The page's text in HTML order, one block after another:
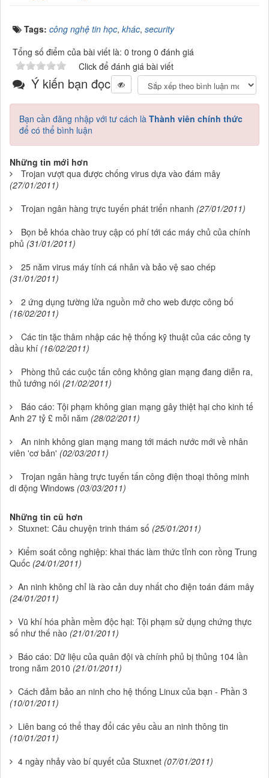
Tags: công nghệ tin học, khác, security
Tổng số điểm của bài viết là: 0 trong 0 đánh giá
Click để đánh giá bài viết
Ý kiến bạn đọc
Bạn cần đăng nhập với tư cách là Thành viên chính thức
để có thể bình luận
Những tin mới hơn
Trojan vượt qua được chống virus dựa vào đám mây
(27/01/2011)
Trojan ngân hàng trực tuyến phát triển nhanh (27/01/2011)
Bọn bẻ khóa chào truy cập có phí tới các máy chủ của chính
phủ (31/01/2011)
25 năm virus máy tính cá nhân và bảo vệ sao chép
(31/01/2011)
2 ứng dụng tường lửa nguồn mở cho web được công bố
(16/02/2011)
Các tin tặc thâm nhập các hệ thống kỹ thuật của các công ty
dầu khí (16/02/2011)
Phòng thủ các cuộc tấn công không gian mạng đang diễn ra,
thủ tướng nói (21/02/2011)
Báo cáo: Tội phạm không gian mạng gây thiệt hại cho kinh tế
Anh 27 tỷ £ mỗi năm (28/02/2011)
An ninh không gian mạng mang tới mách nước mới về nhân
viên 'cơ bản' (02/03/2011)
Trojan ngân hàng trực tuyến tấn công điện thoại thông minh
di động Windows (03/03/2011)
Những tin cũ hơn
Stuxnet: Câu chuyện trinh thám số (25/01/2011)
Kiểm soát công nghiệp: khai thác làm thức tỉnh con rồng Trung
Quốc (24/01/2011)
An ninh không chỉ là rào cản duy nhất cho điện toán đám mây
(24/01/2011)
Vũ khí hóa phần mềm độc hại: Tội phạm sử dụng chứng thực
số như thế nào (21/01/2011)
Báo cáo: Dữ liệu của quân đội và chính phủ bị thủng 104 lần
trong năm 2010 (21/01/2011)
Cách đảm bảo an ninh cho hệ thống Linux của bạn - Phần 3
(10/01/2011)
Liên bang có thể thay đổi các yêu cầu an ninh thông tin
(10/01/2011)
4 ngày nhảy vào bí quyết của Stuxnet (07/01/2011)